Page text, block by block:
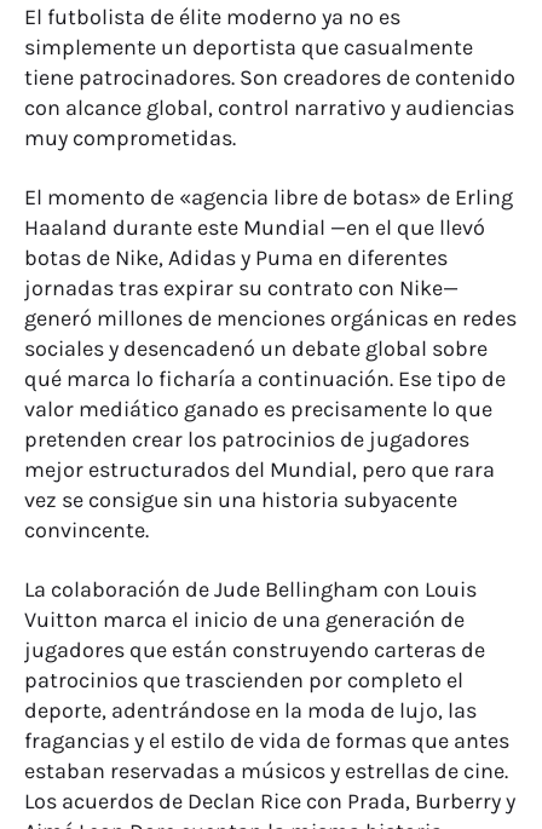
El futbolista de élite moderno ya no es
simplemente un deportista que casualmente
tiene patrocinadores. Son creadores de contenido
con alcance global, control narrativo y audiencias
muy comprometidas.
El momento de «agencia libre de botas» de Erling
Haaland durante este Mundial —en el que llevó
botas de Nike, Adidas y Puma en diferentes
jornadas tras expirar su contrato con Nike—
generó millones de menciones orgánicas en redes
sociales y desencadenó un debate global sobre
qué marca lo ficharía a continuación. Ese tipo de
valor mediático ganado es precisamente lo que
pretenden crear los patrocinios de jugadores
mejor estructurados del Mundial, pero que rara
vez se consigue sin una historia subyacente
convincente.
La colaboración de Jude Bellingham con Louis
Vuitton marca el inicio de una generación de
jugadores que están construyendo carteras de
patrocinios que trascienden por completo el
deporte, adentrándose en la moda de lujo, las
fragancias y el estilo de vida de formas que antes
estaban reservadas a músicos y estrellas de cine.
Los acuerdos de Declan Rice con Prada, Burberry y